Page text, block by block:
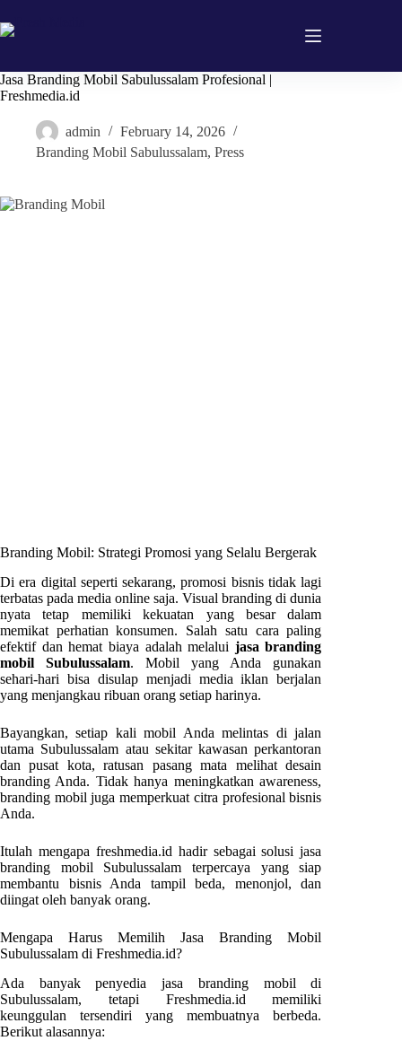
to
content
Jasa Branding Mobil Sabulussalam Profesional |
Freshmedia.id
admin
February 14, 2026
Branding Mobil Sabulussalam, Press
Branding Mobil: Strategi Promosi yang Selalu Bergerak
Di era digital seperti sekarang, promosi bisnis tidak lagi
terbatas pada media online saja. Visual branding di dunia
nyata tetap memiliki kekuatan yang besar dalam
memikat perhatian konsumen. Salah satu cara paling
efektif dan hemat biaya adalah melalui jasa branding
mobil Subulussalam. Mobil yang Anda gunakan
sehari-hari bisa disulap menjadi media iklan berjalan
yang menjangkau ribuan orang setiap harinya.
Bayangkan, setiap kali mobil Anda melintas di jalan
utama Subulussalam atau sekitar kawasan perkantoran
dan pusat kota, ratusan pasang mata melihat desain
branding Anda. Tidak hanya meningkatkan awareness,
branding mobil juga memperkuat citra profesional bisnis
Anda.
Itulah mengapa freshmedia.id hadir sebagai solusi jasa
branding mobil Subulussalam terpercaya yang siap
membantu bisnis Anda tampil beda, menonjol, dan
diingat oleh banyak orang.
Mengapa Harus Memilih Jasa Branding Mobil
Subulussalam di Freshmedia.id?
Ada banyak penyedia jasa branding mobil di
Subulussalam, tetapi Freshmedia.id memiliki
keunggulan tersendiri yang membuatnya berbeda.
Berikut alasannya: